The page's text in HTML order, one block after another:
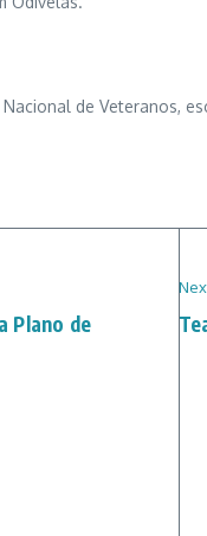
de Veteranos,
Plano de